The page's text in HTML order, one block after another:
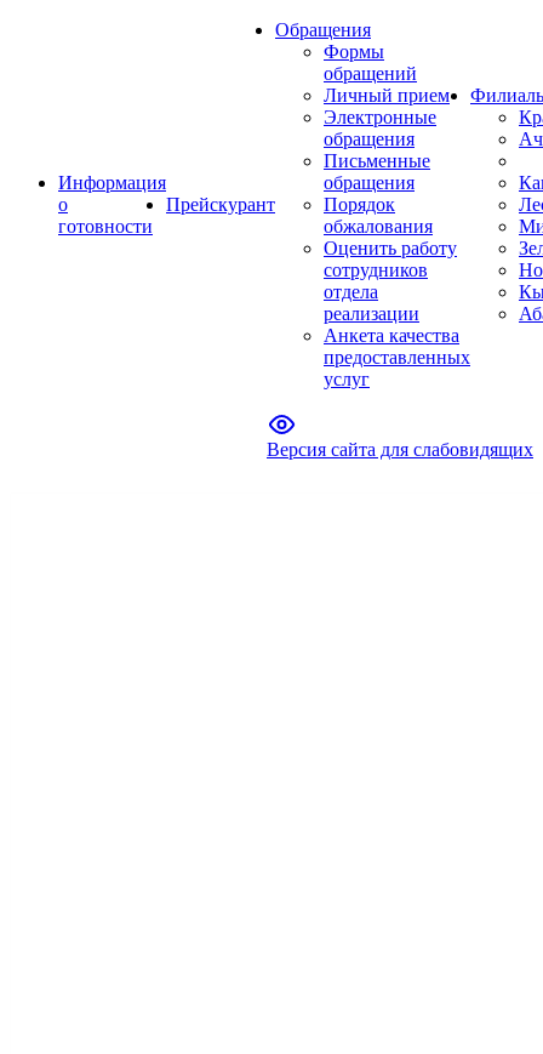
Информация
о
готовности
Прейскурант
Обращения
Формы
обращений
Личный прием
Электронные
обращения
Письменные
обращения
Порядок
обжалования
Оценить работу
сотрудников
отдела
реализации
Анкета качества
предоставленных
услуг
Версия сайта для слабовидящих